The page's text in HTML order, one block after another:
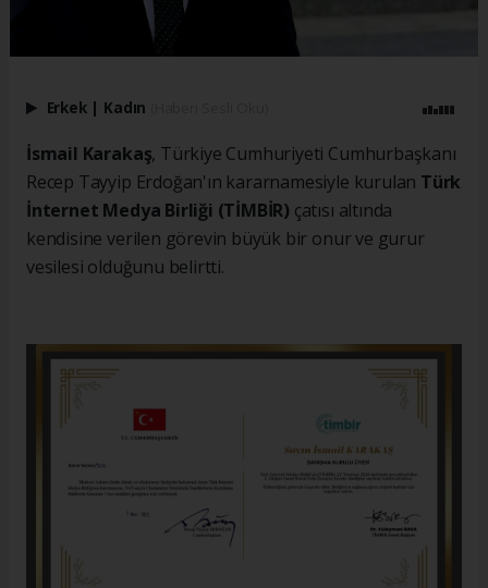
Erkek | Kadın
İsmail Karakaş, Türkiye Cumhuriyeti Cumhurbaşkanı
Recep Tayyip Erdoğan'ın kararnamesiyle kurulan Türk
İnternet Medya Birliği (TİMBİR) çatısı altında
kendisine verilen görevin büyük bir onur ve gurur
vesilesi olduğunu belirtti.